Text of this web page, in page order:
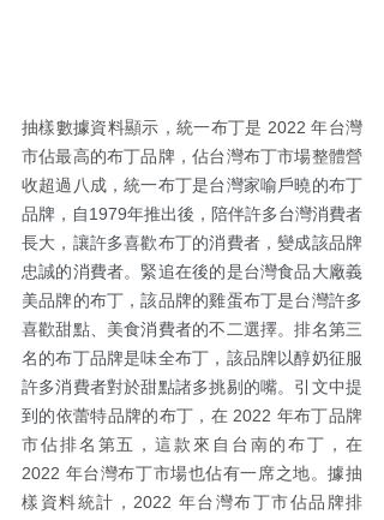
抽樣數據資料顯示，統一布丁是 2022 年台灣
市佔最高的布丁品牌，佔台灣布丁市場整體營
收超過八成，統一布丁是台灣家喻戶曉的布丁
品牌，自1979年推出後，陪伴許多台灣消費者
長大，讓許多喜歡布丁的消費者，變成該品牌
忠誠的消費者。緊追在後的是台灣食品大廠義
美品牌的布丁，該品牌的雞蛋布丁是台灣許多
喜歡甜點、美食消費者的不二選擇。排名第三
名的布丁品牌是味全布丁，該品牌以醇奶征服
許多消費者對於甜點諸多挑剔的嘴。引文中提
到的依蕾特品牌的布丁，在 2022 年布丁品牌
市佔排名第五，這款來自台南的布丁，在
2022 年台灣布丁市場也佔有一席之地。據抽
樣資料統計，2022 年台灣布丁市佔品牌排